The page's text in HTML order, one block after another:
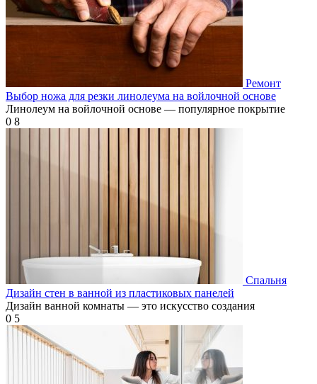
Ремонт
Выбор ножа для резки линолеума на войлочной основе
Линолеум на войлочной основе — популярное покрытие
0 8
Спальня
Дизайн стен в ванной из пластиковых панелей
Дизайн ванной комнаты — это искусство создания
0 5